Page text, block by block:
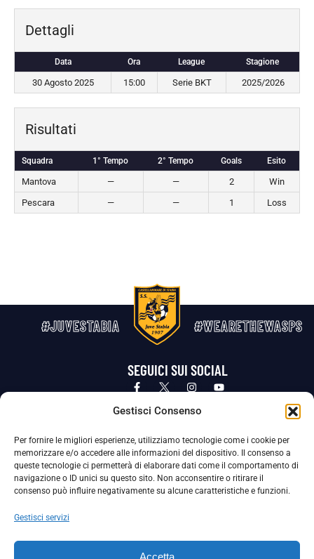
Gestisci Consenso
Per fornire le migliori esperienze, utilizziamo tecnologie come i cookie per
memorizzare e/o accedere alle informazioni del dispositivo. Il consenso a
queste tecnologie ci permetterà di elaborare dati come il comportamento di
navigazione o ID unici su questo sito. Non acconsentire o ritirare il
consenso può influire negativamente su alcune caratteristiche e funzioni.
Gestisci servizi
Accetta
Dettagli
Data Ora League Stagione
30 Agosto 2025 15:00 Serie BKT 2025/2026
Risultati
Squadra 1° Tempo 2° Tempo Goals Esito
Mantova — — 2
Win
Pescara
— — 1 Loss
#JUVESTABIA #WEARETHEWASPS
SEGUICI SUI SOCIAL
Privacy Policy Cookie Policy
La Società ha nominato il Responsabile della Protezione dei Dati Personali (DPO), figura specializzata che vigila sulle modalità
adottate dalla nostra Società per tutelare i Suoi dati personali.
Per contattare il DPO può scrivere a